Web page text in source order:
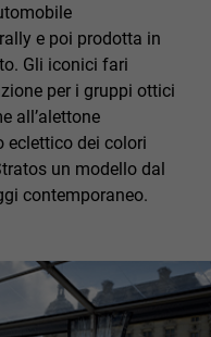
e poi prodotta in
Gli iconici fari
per i gruppi ottici
all’alettone
eclettico dei colori
un modello dal
contemporaneo.